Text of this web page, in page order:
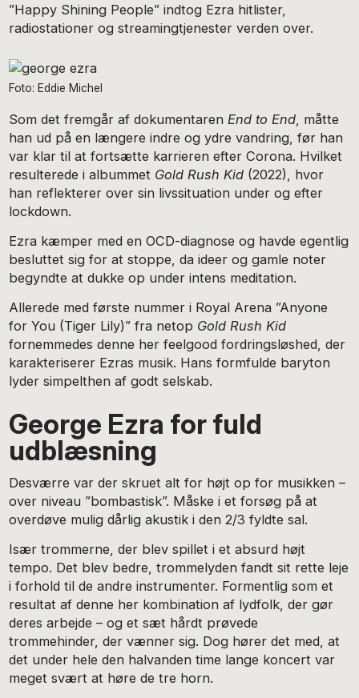
”Happy Shining People” indtog Ezra hitlister,
radiostationer og streamingtjenester verden over.
Foto: Eddie Michel
Som det fremgår af dokumentarenEnd to End, måtte
han ud på en længere indre og ydre vandring, før han
var klar til at fortsætte karrieren efter Corona. Hvilket
resulterede i albummet Gold Rush Kid (2022), hvor
han reflekterer over sin livssituation under og efter
lockdown.
Ezra kæmper med en OCD-diagnose og havde egentlig
besluttet sig for at stoppe, da ideer og gamle noter
begyndte at dukke op under intens meditation.
Allerede med første nummer i Royal Arena ”Anyone
for You (Tiger Lily)” fra netop Gold Rush Kid
fornemmedes denne her feelgood fordringsløshed, der
karakteriserer Ezras musik. Hans formfulde baryton
lyder simpelthen af godt selskab.
George Ezra for fuld
udblæsning
Desværre var der skruet alt for højt op for musikken –
over niveau ”bombastisk”. Måske i et forsøg på at
overdøve mulig dårlig akustik i den 2/3 fyldte sal.
Især trommerne, der blev spillet i et absurd højt
tempo. Det blev bedre, trommelyden fandt sit rette leje
i forhold til de andre instrumenter. Formentlig som et
resultat af denne her kombination af lydfolk, der gør
deres arbejde – og et sæt hårdt prøvede
trommehinder, der vænner sig. Dog hører det med, at
det under hele den halvanden time lange koncert var
meget svært at høre de tre horn.